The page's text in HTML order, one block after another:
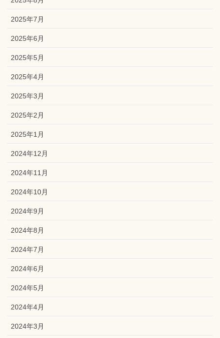
2025年7月
2025年6月
2025年5月
2025年4月
2025年3月
2025年2月
2025年1月
2024年12月
2024年11月
2024年10月
2024年9月
2024年8月
2024年7月
2024年6月
2024年5月
2024年4月
2024年3月